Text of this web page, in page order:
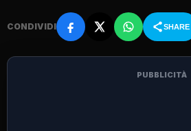
CONDIVIDI SHARE
PUBBLICITÀ